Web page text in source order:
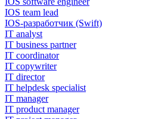
IOS team lead
IOS-разработчик (Swift)
IT analyst
IT business partner
IT coordinator
IT copywriter
IT director
IT helpdesk specialist
IT manager
IT product manager